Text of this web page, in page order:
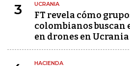
3 UCRANIA
FT revela cómo
colombianos
en drones en Ucrania
HACIENDA